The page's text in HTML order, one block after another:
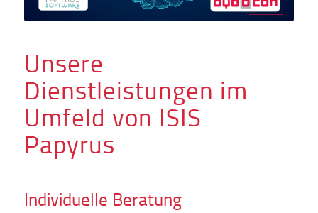
Unsere
Dienstleistungen im
Umfeld von ISIS
Papyrus
Individuelle Beratung